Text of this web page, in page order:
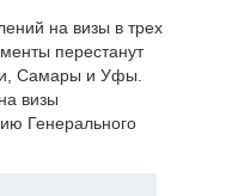
на визы в трех
перестанут
Самары и Уфы.
визы
Генерального